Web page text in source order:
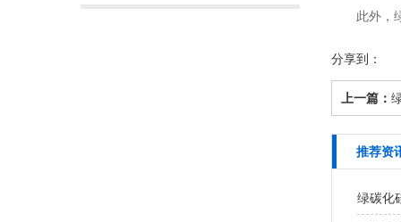
此外，绿
分享到：
上一篇：
推荐资
绿碳化